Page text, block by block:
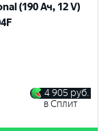
(190 Ач, 12 V)
4 905 руб.
в Сплит